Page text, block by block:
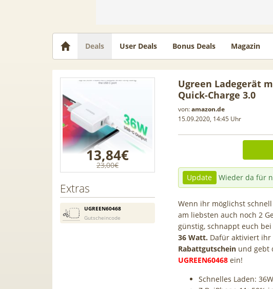
Deals User Deals Bonus Deals Magazin
13,84€
23,00€
Extras
UGREEN60468
Gutscheincode
Ugreen Ladegerät
Quick-Charge 3.0
von:amazon.de
15.09.2020, 14:45 Uhr
Update Wieder da für
Wenn ihr möglichst
am liebsten auch noch 2
günstig, schnappt euch bei
36 Watt. Dafür aktiviert
Rabattgutschein und gebt
UGREEN60468 ein!
Schnelles Laden:
[93€ vs. Idealo!]
Buds! 😮 Google
19€ + 20GB
für 14,99€ mtl.